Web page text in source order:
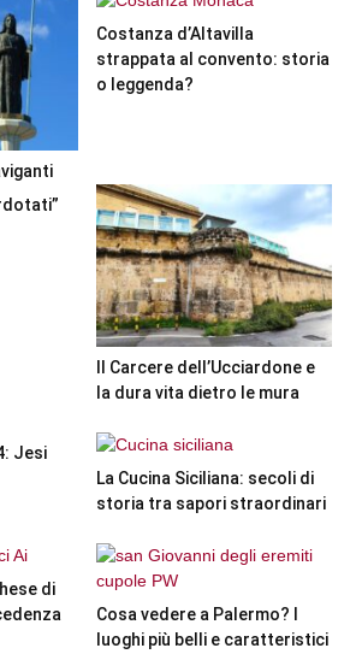
Costanza d’Altavilla
strappata al convento: storia
o leggenda?
Il Carcere dell’Ucciardone e
la dura vita dietro le mura
Jesi
La Cucina Siciliana: secoli di
storia tra sapori straordinari
di
Cosa vedere a Palermo? I
luoghi più belli e caratteristici